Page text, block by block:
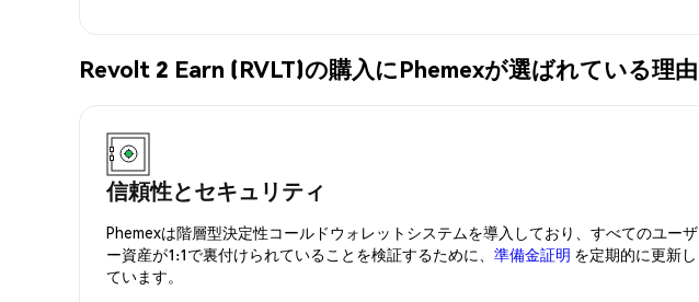
Revolt 2 Earn (RVLT)の購入にPhemexが選ばれている理由
信頼性とセキュリティ
Phemexは階層型決定性コールドウォレットシステムを導入しており、すべてのユーザ
ー資産が1:1で裏付けられていることを検証するために、 準備金証明 を定期的に更新し
ています。